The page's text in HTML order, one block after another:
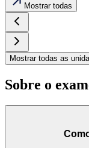
Mostrar todas
Mostrar todas as
Sobre o